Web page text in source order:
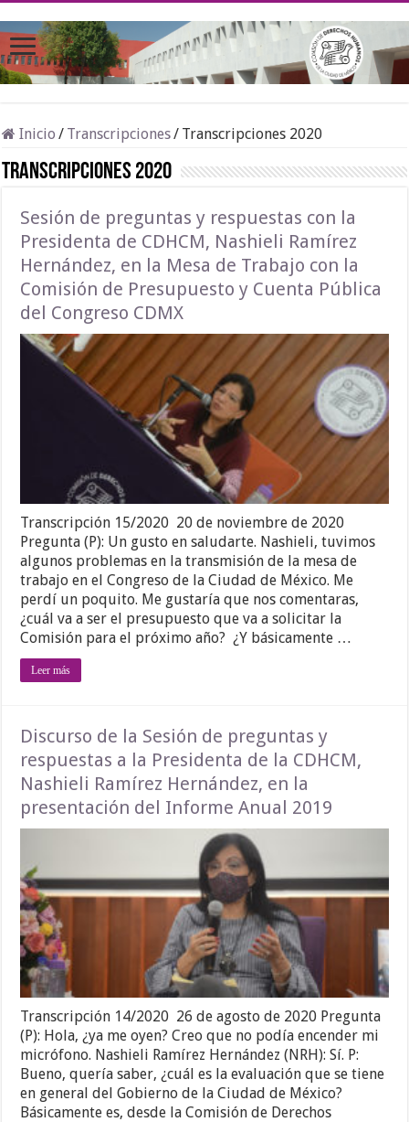
Inicio / Transcripciones/ Transcripciones 2020
Transcripciones 2020
Sesión de preguntas y respuestas con la
Presidenta de CDHCM, Nashieli Ramírez
Hernández, en la Mesa de Trabajo con la
Comisión de Presupuesto y Cuenta Pública
del Congreso CDMX
Transcripción 15/2020 20 de noviembre de 2020
Pregunta (P): Un gusto en saludarte. Nashieli, tuvimos
algunos problemas en la transmisión de la mesa de
trabajo en el Congreso de la Ciudad de México. Me
perdí un poquito. Me gustaría que nos comentaras,
¿cuál va a ser el presupuesto que va a solicitar la
Comisión para el próximo año? ¿Y básicamente …
Leer más
Discurso de la Sesión de preguntas y
respuestas a la Presidenta de la CDHCM,
Nashieli Ramírez Hernández, en la
presentación del Informe Anual 2019
Transcripción 14/2020 26 de agosto de 2020 Pregunta
(P): Hola, ¿ya me oyen? Creo que no podía encender mi
micrófono. Nashieli Ramírez Hernández (NRH): Sí. P:
Bueno, quería saber, ¿cuál es la evaluación que se tiene
en general del Gobierno de la Ciudad de México?
Básicamente es, desde la Comisión de Derechos